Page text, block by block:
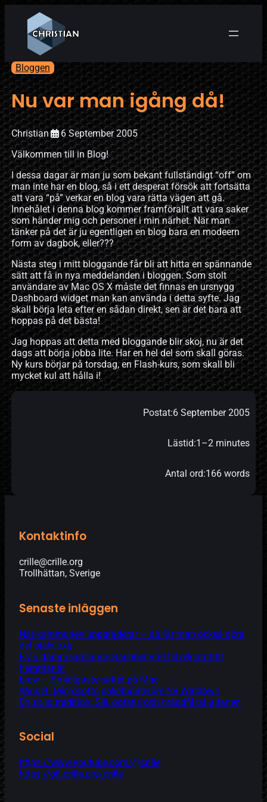
Bloggen
Nu var man igång då!
Christian
6 September 2005
Välkommen till in Blog!
I dessa dagar är man ju som bekant fullständigt “off” om
man inte har en blog, så i ett desperat försök att fortsätta
att vara “på” verkar en blog vara rätta vägen att gå.
Innehålet i denna blog kommer framförallt att vara saker
som händer mig och personer i min närhet. När man
tänker på det är ju egentligen en blog bara en modeern
form av dagbok, eller???
Nästa steg i mitt bloggande får bli att hitta en spännande
sätt att få in nya meddelanden i bloggen. Som stolt
användare av Mac OS X måste det finnas en ursnygg
Dashboard widget man kan använda i detta syfte. Jag
skall börja leta efter en sådan direkt, sen är det bara att
hoppas på det bästa!
Jag hoppas att detta med bloggande blir skoj, nu är det
dags att börja jobba lite. Har en hel del som skall göras.
Ny kurs börjar på torsdag, en Flash-kurs, som skall bli
mycket kul att hålla i!
Postat:6 September 2005
Lästid:1–2 minutes
Antal ord:166 words
Kontaktinfo
crille@crille.org
Trollhättan, Sverige
Senaste inläggen
När kommunen uppgraderar – då får man också göra
det själv oxå
Från dammsamlande Raspberry Pi till reklamfritt
hemmanät
brew – Smidigaste sättet på Mac
Winget: Microsofts pakethanterare för Windows
En solig tradition: Sill, potatis och gräddfil på altanen
Social
https://www.youtube.com/@crille
https://git.crille.org/crille